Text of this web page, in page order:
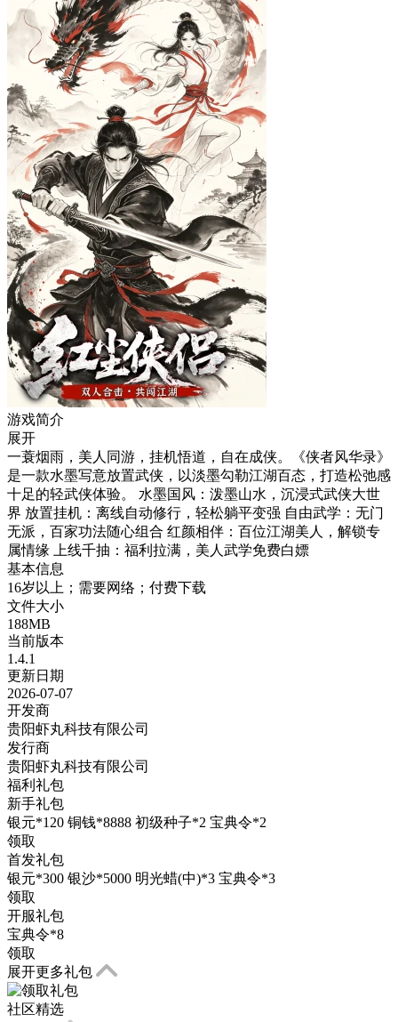
游戏简介
展开
一蓑烟雨，美人同游，挂机悟道，自在成侠。《侠者风华录》
是一款水墨写意放置武侠，以淡墨勾勒江湖百态，打造松弛感
十足的轻武侠体验。 水墨国风：泼墨山水，沉浸式武侠大世
界 放置挂机：离线自动修行，轻松躺平变强 自由武学：无门
无派，百家功法随心组合 红颜相伴：百位江湖美人，解锁专
属情缘 上线千抽：福利拉满，美人武学免费白嫖
基本信息
16岁以上；需要网络；付费下载
文件大小
188MB
当前版本
1.4.1
更新日期
2026-07-07
开发商
贵阳虾丸科技有限公司
发行商
贵阳虾丸科技有限公司
福利礼包
新手礼包
银元*120 铜钱*8888 初级种子*2 宝典令*2
领取
首发礼包
银元*300 银沙*5000 明光蜡(中)*3 宝典令*3
领取
开服礼包
宝典令*8
领取
展开更多礼包
社区精选